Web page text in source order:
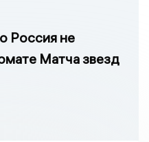
Россия не
Матча звезд